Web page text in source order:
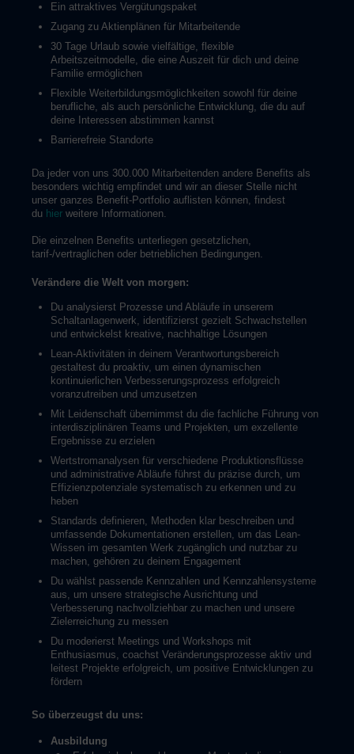
Ein attraktives Vergütungspaket
Zugang zu Aktienplänen für Mitarbeitende
30 Tage Urlaub sowie vielfältige, flexible
Arbeitszeitmodelle, die eine Auszeit für dich und deine
Familie ermöglichen
Flexible Weiterbildungsmöglichkeiten sowohl für deine
berufliche, als auch persönliche Entwicklung, die du auf
deine Interessen abstimmen kannst
Barrierefreie Standorte
Da jeder von uns 300.000 Mitarbeitenden andere Benefits als
besonders wichtig empfindet und wir an dieser Stelle nicht
unser ganzes Benefit-Portfolio auflisten können, findest
du hier weitere Informationen.
Die einzelnen Benefits unterliegen gesetzlichen,
tarif-/vertraglichen oder betrieblichen Bedingungen.
Verändere die Welt von morgen:
Du analysierst Prozesse und Abläufe in unserem
Schaltanlagenwerk, identifizierst gezielt Schwachstellen
und entwickelst kreative, nachhaltige Lösungen
Lean-Aktivitäten in deinem Verantwortungsbereich
gestaltest du proaktiv, um einen dynamischen
kontinuierlichen Verbesserungsprozess erfolgreich
voranzutreiben und umzusetzen
Mit Leidenschaft übernimmst du die fachliche Führung von
interdisziplinären Teams und Projekten, um exzellente
Ergebnisse zu erzielen
Wertstromanalysen für verschiedene Produktionsflüsse
und administrative Abläufe führst du präzise durch, um
Effizienzpotenziale systematisch zu erkennen und zu
heben
Standards definieren, Methoden klar beschreiben und
umfassende Dokumentationen erstellen, um das Lean-
Wissen im gesamten Werk zugänglich und nutzbar zu
machen, gehören zu deinem Engagement
Du wählst passende Kennzahlen und Kennzahlensysteme
aus, um unsere strategische Ausrichtung und
Verbesserung nachvollziehbar zu machen und unsere
Zielerreichung zu messen
Du moderierst Meetings und Workshops mit
Enthusiasmus, coachst Veränderungsprozesse aktiv und
leitest Projekte erfolgreich, um positive Entwicklungen zu
fördern
So überzeugst du uns:
Ausbildung